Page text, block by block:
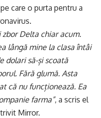
care o purta pentru a
zbor Delta chiar acum.
lângă mine la clasa întâi
dolari să-și scoată
Fără glumă. Asta
că nu funcționează. Ea
farma”, a scris el
Mirror.